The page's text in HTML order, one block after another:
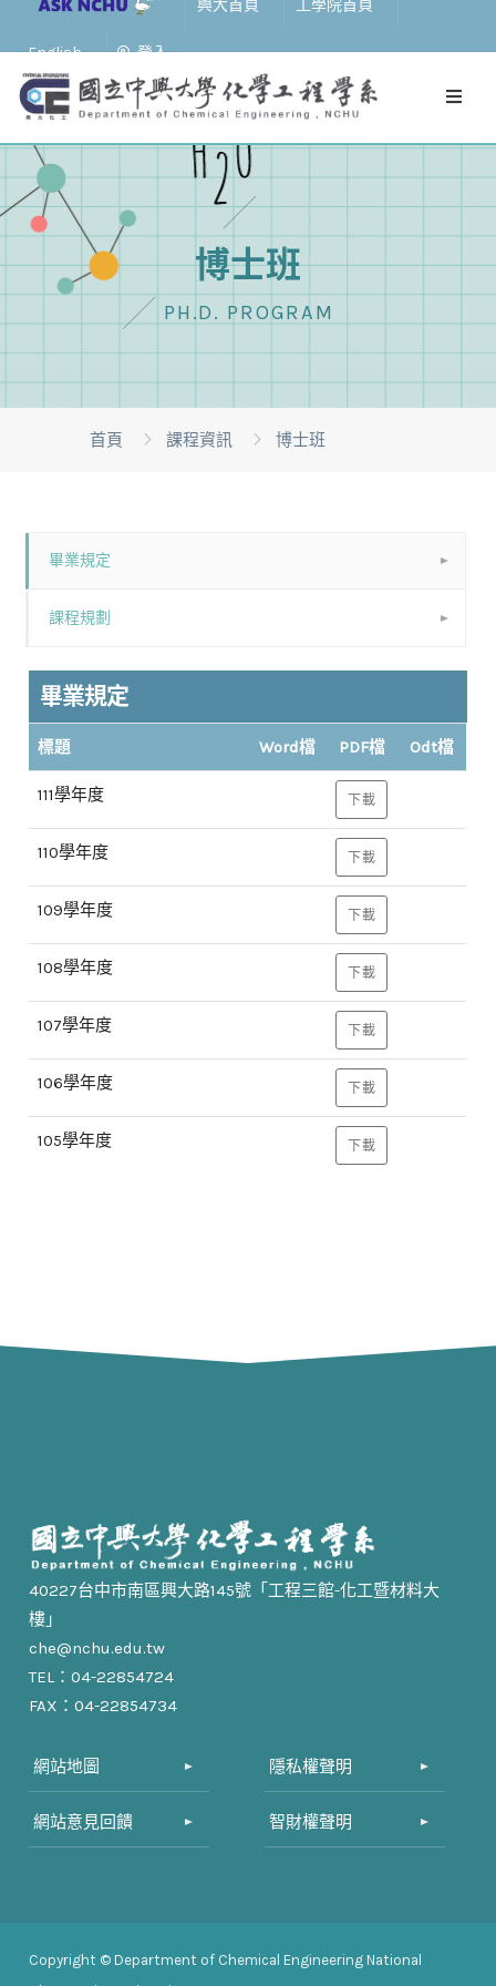
興大首頁 工學院首頁
English 登入
博士班
PH.D. PROGRAM
首頁 課程資訊 博士班
畢業規定
課程規劃
畢業規定
標題 Word檔 PDF檔 Odt檔
111學年度 下載
110學年度 下載
109學年度 下載
108學年度 下載
107學年度 下載
106學年度 下載
105學年度 下載
40227台中市南區興大路145號「工程三館-化工暨材料大
樓」
che@nchu.edu.tw
TEL：04-22854724
FAX：04-22854734
網站地圖
網站意見回饋
隱私權聲明
智財權聲明
Copyright © Department of Chemical Engineering National